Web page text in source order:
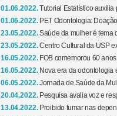
01.06.2022.Tutorial Estatístico auxilia
01.06.2022. PET Odontologia:
23.05.2022.Saúde da mulher é tema
23.05.2022.Centro Cultural da USP
16.05.2022. FOB comemorou 60
16.05.2022. Nova era da odontologia
06.05.2022.Jornada de Saúde da
20.04.2022. Pesquisa avalia voz e
13.04.2022. Proibido fumar nas